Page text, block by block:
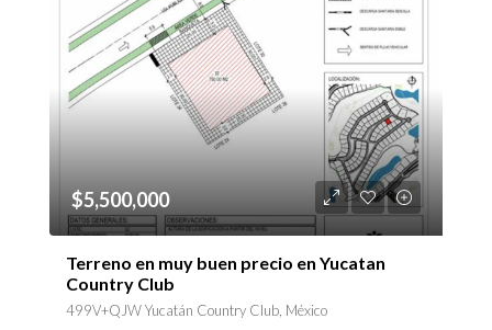
$5,500,000
Terreno en muy buen precio en Yucatan
Country Club
499V+QJW Yucatán Country Club, México